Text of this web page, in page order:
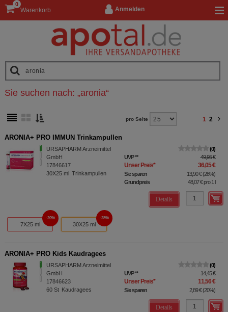
Anmelden
Warenkorb
0
Sie suchen nach: „aronia“
pro Seite 1 2
ARONIA+ PRO IMMUN Trinkampullen
URSAPHARM Arzneimittel
GmbH
17846617
30X25 ml Trinkampullen
0
UVP** 49,95 €
Unser Preis* 36,05 €
Sie sparen 13,90 €(28%)
Grundpreis
48,07 €pro 1 l
Details
7X25 ml
20%
30X25 ml
28%
ARONIA+ PRO Kids Kaudragees
URSAPHARM Arzneimittel
GmbH
17846623
60 St Kaudragees
0
UVP** 14,45 €
Unser Preis* 11,56 €
Sie sparen 2,89 €(20%)
Details